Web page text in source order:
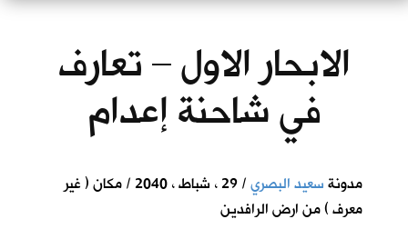
الابحار الاول – تعارف
في شاحنة إعدام
مدونةسعيد البصري
/ 29 ، شباط ، 2040 / مكان ( غير
معرف ) من ارض الرافدين